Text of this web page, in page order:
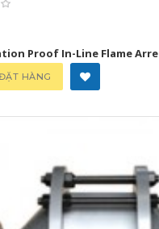
Proof In-Line Flame
HÀNG